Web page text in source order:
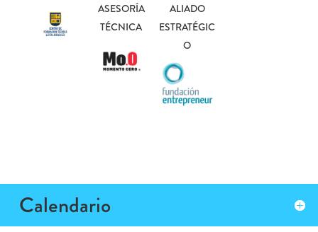
ASESORÍA
TÉCNICA
ALIADO
ESTRATÉGIC
O
Calendario